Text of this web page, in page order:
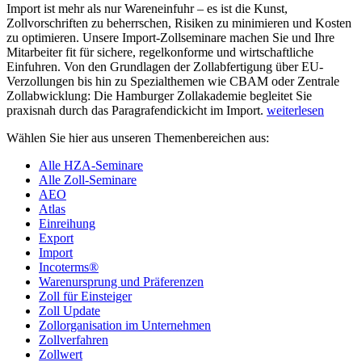
Import ist mehr als nur Wareneinfuhr – es ist die Kunst,
Zollvorschriften zu beherrschen, Risiken zu minimieren und Kosten
zu optimieren. Unsere Import-Zollseminare machen Sie und Ihre
Mitarbeiter fit für sichere, regelkonforme und wirtschaftliche
Einfuhren. Von den Grundlagen der Zollabfertigung über EU-
Verzollungen bis hin zu Spezialthemen wie CBAM oder Zentrale
Zollabwicklung: Die Hamburger Zollakademie begleitet Sie
praxisnah durch das Paragrafendickicht im Import. weiterlesen
Wählen Sie hier aus unseren Themenbereichen aus:
Alle HZA-Seminare
Alle Zoll-Seminare
AEO
Atlas
Einreihung
Export
Import
Incoterms®
Warenursprung und Präferenzen
Zoll für Einsteiger
Zoll Update
Zollorganisation im Unternehmen
Zollverfahren
Zollwert